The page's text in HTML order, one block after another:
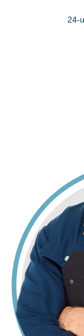
24-